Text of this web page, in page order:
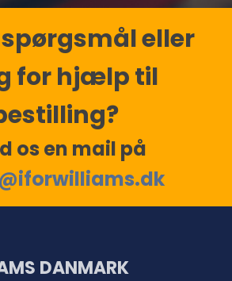
eller
for hjælp til
os en mail på
DANMARK